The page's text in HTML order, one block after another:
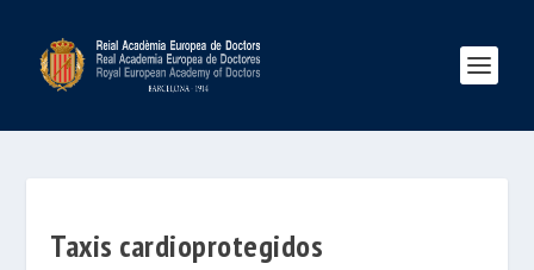
Taxis cardioprotegidos